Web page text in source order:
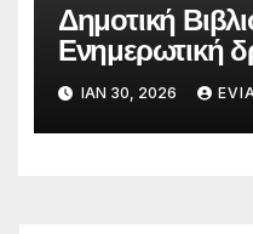
Δημοτική
Ενημερωτική
ευεξία στην
Γυμνάσιο Στενής
ΙΑΝ 30, 2026